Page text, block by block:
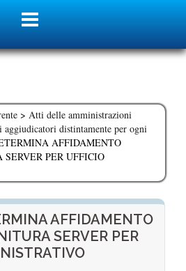
> Atti delle amministrazioni
distintamente per ogni
AFFIDAMENTO
PER UFFICIO
AFFIDAMENTO
SERVER PER